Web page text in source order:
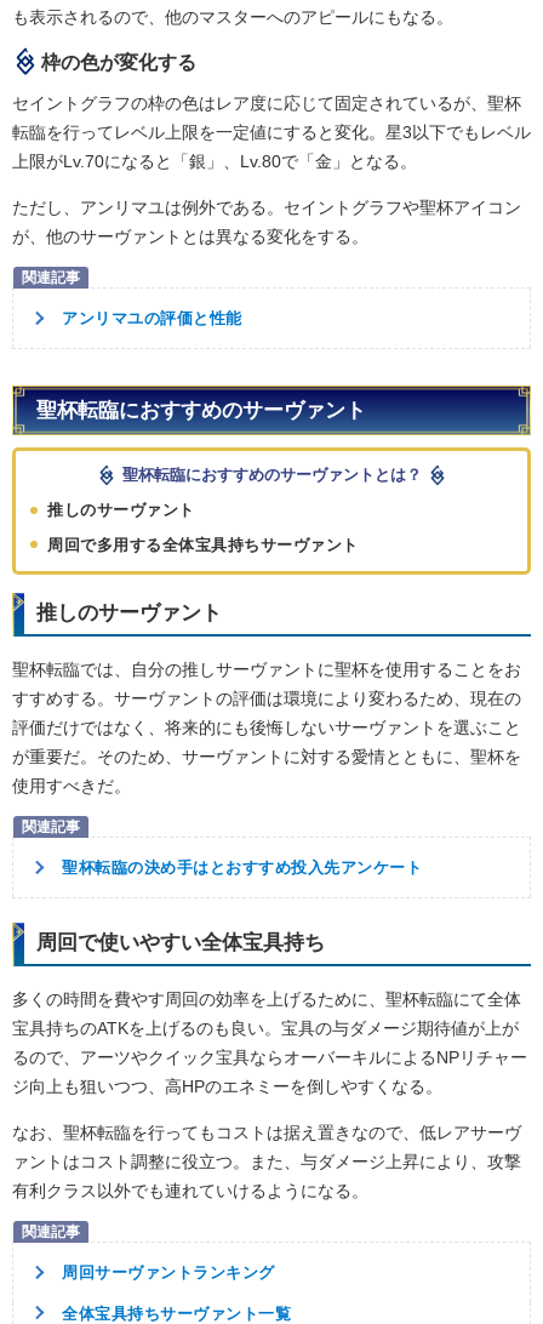
も表示されるので、他のマスターへのアピールにもなる。
枠の色が変化する
セイントグラフの枠の色はレア度に応じて固定されているが、聖杯
転臨を行ってレベル上限を一定値にすると変化。星3以下でもレベル
上限がLv.70になると「銀」、Lv.80で「金」となる。
ただし、アンリマユは例外である。セイントグラフや聖杯アイコン
が、他のサーヴァントとは異なる変化をする。
アンリマユの評価と性能
聖杯転臨におすすめのサーヴァント
聖杯転臨におすすめのサーヴァントとは？
推しのサーヴァント
周回で多用する全体宝具持ちサーヴァント
推しのサーヴァント
聖杯転臨では、自分の推しサーヴァントに聖杯を使用することをお
すすめする。サーヴァントの評価は環境により変わるため、現在の
評価だけではなく、将来的にも後悔しないサーヴァントを選ぶこと
が重要だ。そのため、サーヴァントに対する愛情とともに、聖杯を
使用すべきだ。
聖杯転臨の決め手はとおすすめ投入先アンケート
周回で使いやすい全体宝具持ち
多くの時間を費やす周回の効率を上げるために、聖杯転臨にて全体
宝具持ちのATKを上げるのも良い。宝具の与ダメージ期待値が上が
るので、アーツやクイック宝具ならオーバーキルによるNPリチャー
ジ向上も狙いつつ、高HPのエネミーを倒しやすくなる。
なお、聖杯転臨を行ってもコストは据え置きなので、低レアサーヴ
ァントはコスト調整に役立つ。また、与ダメージ上昇により、攻撃
有利クラス以外でも連れていけるようになる。
周回サーヴァントランキング
全体宝具持ちサーヴァント一覧